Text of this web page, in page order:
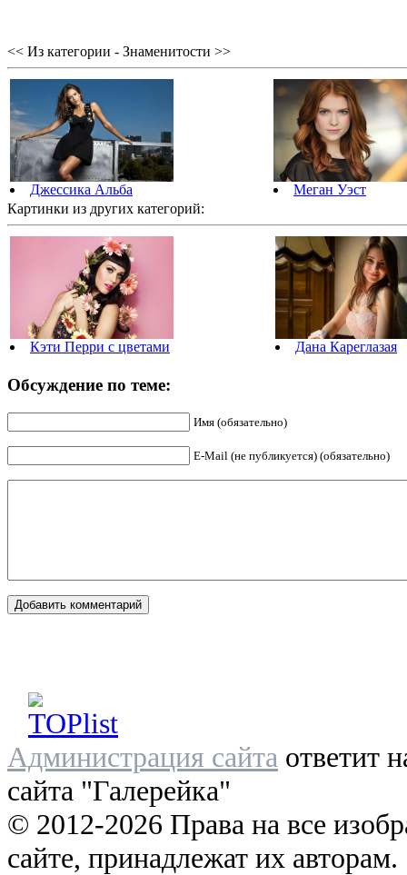
<< Из категории - Знаменитости >>
Джессика Альба
Меган Уэст
Картинки из других категорий:
Кэти Перри с цветами Дана Кареглазая
Обсуждение по теме:
Имя (обязательно)
E-Mail (не публикуется) (обязательно)
Администрация сайта ответит
сайта "Галерейка"
© 2012-2026 Права на все
сайте, принадлежат их авторам.